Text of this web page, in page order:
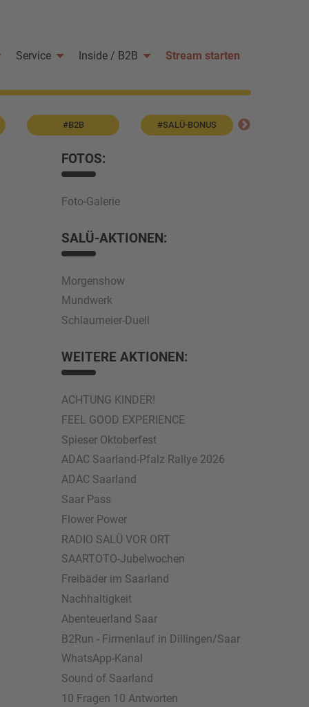
Service Inside / B2B Stream starten
#B2B #SALÜ-BONUS
FOTOS:
Foto-Galerie
SALÜ-AKTIONEN:
Morgenshow
Mundwerk
Schlaumeier-Duell
WEITERE AKTIONEN:
ACHTUNG KINDER!
FEEL GOOD EXPERIENCE
Spieser Oktoberfest
ADAC Saarland-Pfalz Rallye 2026
ADAC Saarland
Saar Pass
Flower Power
RADIO SALÜ VOR ORT
SAARTOTO-Jubelwochen
Freibäder im Saarland
Nachhaltigkeit
Abenteuerland Saar
B2Run - Firmenlauf in Dillingen/Saar
WhatsApp-Kanal
Sound of Saarland
10 Fragen 10 Antworten